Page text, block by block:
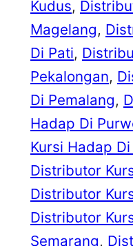
Kudus,
Magelang,
Di Pati,
Pekalongan,
Di Pemalang,
Hadap Di
Kursi Hadap
Distributor
Distributor
Distributor
Semarang,